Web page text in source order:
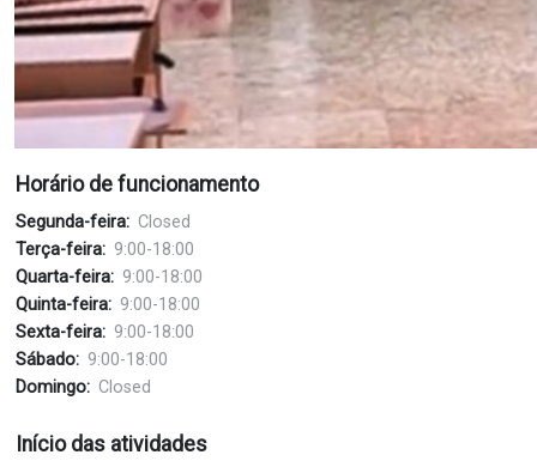
Horário de funcionamento
Segunda-feira: Closed
Terça-feira: 9:00-18:00
Quarta-feira: 9:00-18:00
Quinta-feira: 9:00-18:00
Sexta-feira: 9:00-18:00
Sábado: 9:00-18:00
Domingo: Closed
Início das atividades